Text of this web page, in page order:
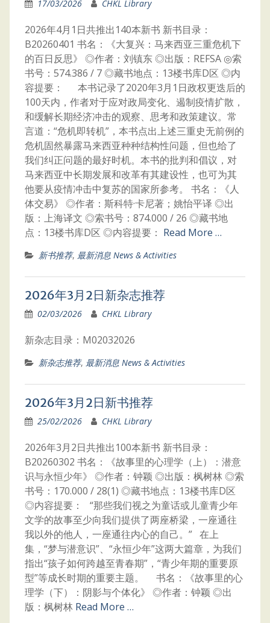
17/03/2026 CHKL Library
2026年4月1日共推出140本新书 新书目录：
B20260401 书名：《大复兴：马来西亚三重危机下
的百日反思》 ◎作者：刘镇东 ◎出版：REFSA ◎索
书号：574.386 / 7 ◎藏书地点：13楼书库D区 ◎内
容提要： 本书记录了2020年3月1日政权更迭后的
100天内，作者对于应对政局变化、遏制疫情扩散，
和缓解长期经济冲击的观察、思考和政策建议。常
言道：“危机即转机”，本书点出上述三重史无前例的
危机固然暴露马来西亚种种结构性问题，但也给了
我们纠正问题的最好时机。本书的批判和倡议，对
马来西亚中长期发展和改革有其建设性，也可为其
他要从疫情冲击中复苏的国家所参考。 书名：《人
体交易》 ◎作者：斯科特·卡尼著；姚怡平译 ◎出
版：上海译文 ◎索书号：874.000 / 26 ◎藏书地
点：13楼书库D区 ◎内容提要： Read More …
新书推荐, 最新消息 News & Activities
2026年3月2日新杂志推荐
02/03/2026 CHKL Library
新杂志目录：M02032026
新杂志推荐, 最新消息 News & Activities
2026年3月2日新书推荐
25/02/2026 CHKL Library
2026年3月2日共推出100本新书 新书目录：
B20260302 书名：《故事里的心理学（上）：潜意
识与永恒少年》 ◎作者：钟颖 ◎出版：枫树林 ◎索
书号：170.000 / 28(1) ◎藏书地点：13楼书库D区
◎内容提要： “那些我们视之为童话或儿童青少年
文学的故事至少向我们提供了两座桥梁，一座通往
我以外的他人，一座通往内心的自己。” 在上
集，“梦与潜意识”、“永恒少年”这两大篇章，为我们
指出“孩子如何跨越至青春期”，“青少年期的重要原
型”等成长时期的重要主题。 书名：《故事里的心
理学（下）：阴影与个体化》 ◎作者：钟颖 ◎出
版：枫树林 Read More …